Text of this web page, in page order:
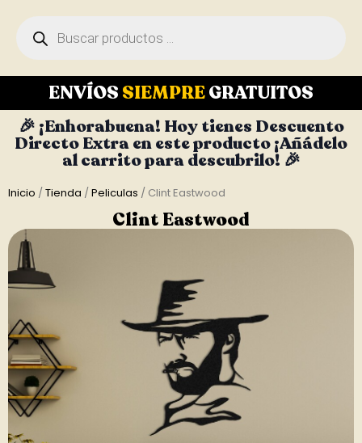
ENVÍOS SIEMPREGRATUITOS
🎉 ¡Enhorabuena! Hoy tienes Descuento
Directo Extra en este producto ¡Añádelo
al carrito para descubrilo! 🎉
Inicio /Tienda /Peliculas / Clint Eastwood
Clint Eastwood